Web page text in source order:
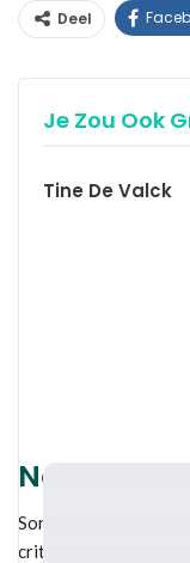
No
Sorry, no records
criteria and try again.
Deel
Je Zou Ook
Tine De Valck